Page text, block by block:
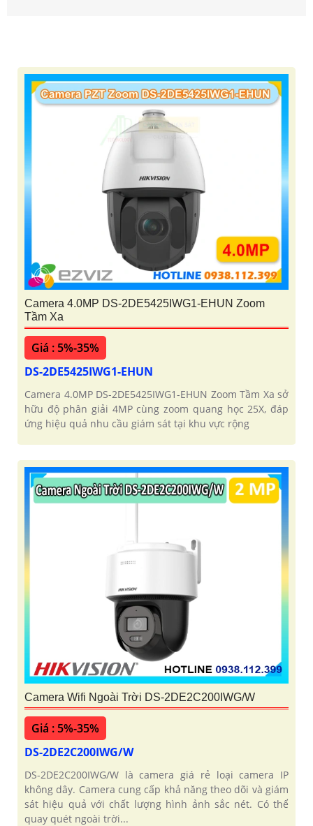
Camera 4.0MP DS-2DE5425IWG1-EHUN Zoom
Tầm Xa
Giá : 5%-35%
DS-2DE5425IWG1-EHUN
Camera 4.0MP DS-2DE5425IWG1-EHUN Zoom Tầm Xa sở
hữu độ phân giải 4MP cùng zoom quang học 25X, đáp
ứng hiệu quả nhu cầu giám sát tại khu vực rộng
Camera Wifi Ngoài Trời DS-2DE2C200IWG/W
Giá : 5%-35%
DS-2DE2C200IWG/W
DS-2DE2C200IWG/W là camera giá rẻ loại camera IP
không dây. Camera cung cấp khả năng theo dõi và giám
sát hiệu quả với chất lượng hình ảnh sắc nét. Có thể
quay quét ngoài trời...